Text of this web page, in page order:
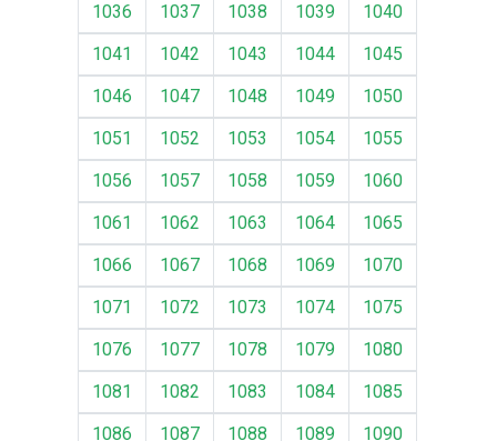
1036
1037 1038 1039
1040
1041
1042 1043 1044
1045
1046
1047 1048 1049
1050
1051
1052 1053 1054
1055
1056
1057 1058 1059
1060
1061
1062 1063 1064
1065
1066
1067 1068 1069
1070
1071
1072 1073 1074
1075
1076
1077 1078 1079
1080
1081
1082 1083 1084
1085
1086
1087 1088 1089
1090